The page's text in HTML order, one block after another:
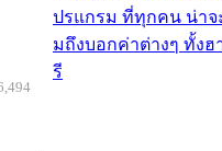
ปรแกรม ที่ทุกคน น่าจ
มถึงบอกค่าต่างๆ ทั้งฮ
รี